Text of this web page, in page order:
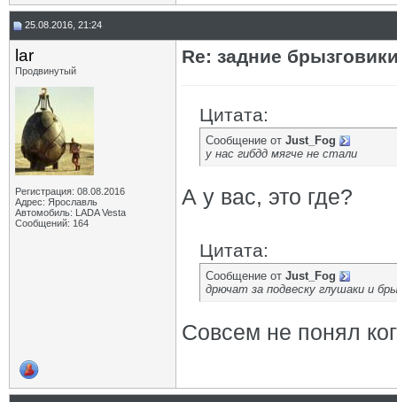
25.08.2016, 21:24
lar
Продвинутый
Регистрация: 08.08.2016
Адрес: Ярославль
Автомобиль: LADA Vesta
Сообщений: 164
Re: задние
Цитата:
Сообщение от Just_Fog
у нас гибдд мягче не стали
А у вас, это где?
Цитата:
Сообщение от Just_Fog
дрючат за подвеску глушаки и
Совсем не понял